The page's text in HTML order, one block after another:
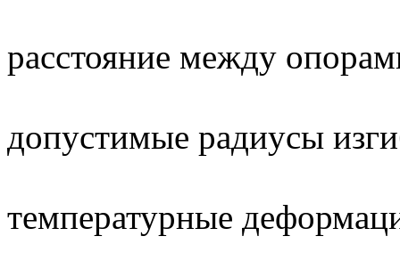
расстояние между
допустимые радиусы
температурные